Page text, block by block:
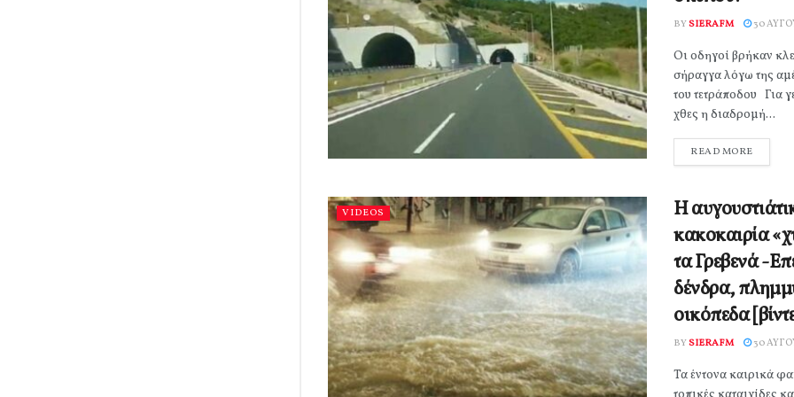
BYSIERAFM 30
Οι οδηγοί βρήκαν
σήραγγα λόγω της
του τετράποδου Για
χθες η διαδρομή...
READ MORE
VIDEOS
Η
κακοκαιρία
τα Γρεβενά -
δένδρα,
οικόπεδα
BYSIERAFM 30
Τα έντονα καιρικά